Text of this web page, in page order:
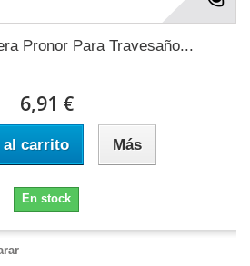
Pronor Para Travesaño...
6,91 €
al carrito Más
En stock